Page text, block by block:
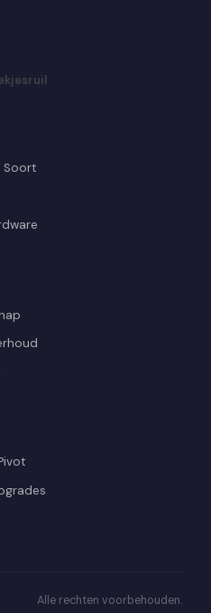
Soort
Alle rechten voorbehouden.